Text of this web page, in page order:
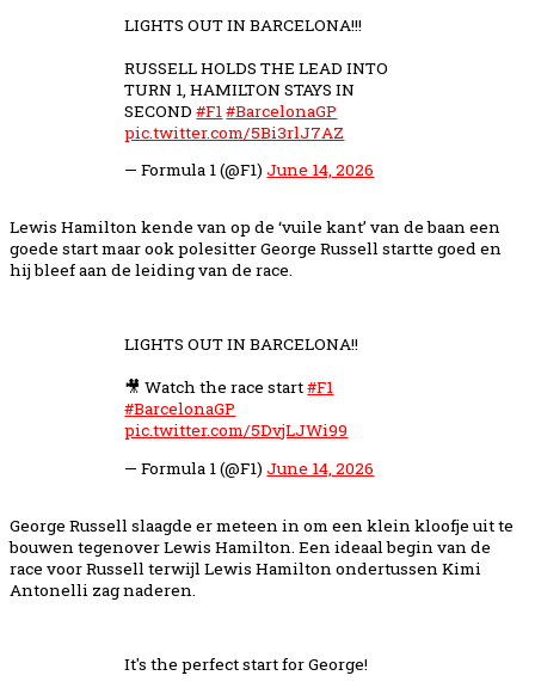
LIGHTS OUT IN BARCELONA!!!
RUSSELL HOLDS THE LEAD INTO
TURN 1, HAMILTON STAYS IN
SECOND#F1 #BarcelonaGP
pic.twitter.com/5Bi3rlJ7AZ
— Formula 1 (@F1)June 14, 2026
Lewis Hamilton kende van op de ‘vuile kant’ van de baan een
goede start maar ook polesitter George Russell startte goed en
hij bleef aan de leiding van de race.
LIGHTS OUT IN BARCELONA!!
🎥 Watch the race start#F1
#BarcelonaGP
pic.twitter.com/5DvjLJWi99
— Formula 1 (@F1)June 14, 2026
George Russell slaagde er meteen in om een klein kloofje uit te
bouwen tegenover Lewis Hamilton. Een ideaal begin van de
race voor Russell terwijl Lewis Hamilton ondertussen Kimi
Antonelli zag naderen.
It's the perfect start for George!